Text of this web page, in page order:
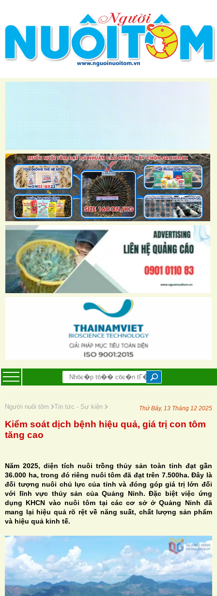
Người nuôi tôm Tin tức - Sự kiện Thứ Bảy, 13 Tháng 12 2025
Kiểm soát dịch bệnh hiệu quả, giá trị con tôm
tăng cao
Năm 2025, diện tích nuôi trồng thủy sản toàn tỉnh đạt gần
36.000 ha, trong đó riêng nuôi tôm đã đạt trên 7.500ha. Đây là
đối tượng nuôi chủ lực của tỉnh và đóng góp giá trị lớn đối
với lĩnh vực thủy sản của Quảng Ninh. Đặc biệt việc ứng
dụng KHCN vào nuôi tôm tại các cơ sở ở Quảng Ninh đã
mang lại hiệu quả rõ rệt về năng suất, chất lượng sản phẩm
và hiệu quả kinh tế.